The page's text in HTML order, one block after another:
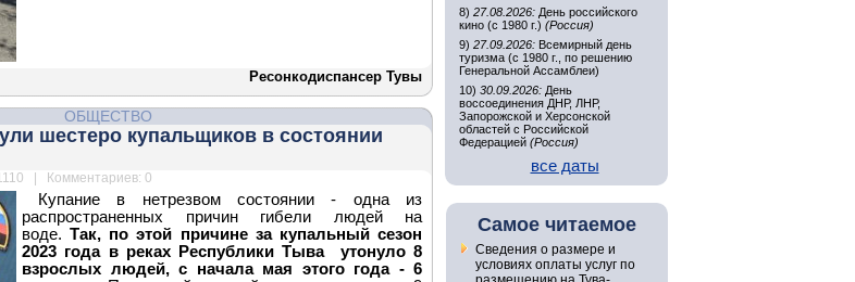
Ресонкодиспансер Тувы
ОБЩЕСТВО
шестеро купальщиков в состоянии
| Комментариев: 0
Купание в нетрезвом состоянии - одна из
распространенных причин гибели людей на
воде.Так, по этой причине за купальный сезон
2023 года в реках Республики Тыва утонуло 8
взрослых людей, с начала мая этого года - 6
8) 27.08.2026: День российского
кино (с 1980 г.) (Россия)
9) 27.09.2026: Всемирный день
туризма (с 1980 г., по решению
Генеральной Ассамблеи)
10) 30.09.2026: День
воссоединения ДНР, ЛНР,
Запорожской и Херсонской
областей с Российской
Федерацией (Россия)
все даты
Самое читаемое
Сведения о размере и
условиях оплаты услуг по